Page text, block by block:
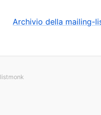
Archivio della mailing-
listmonk